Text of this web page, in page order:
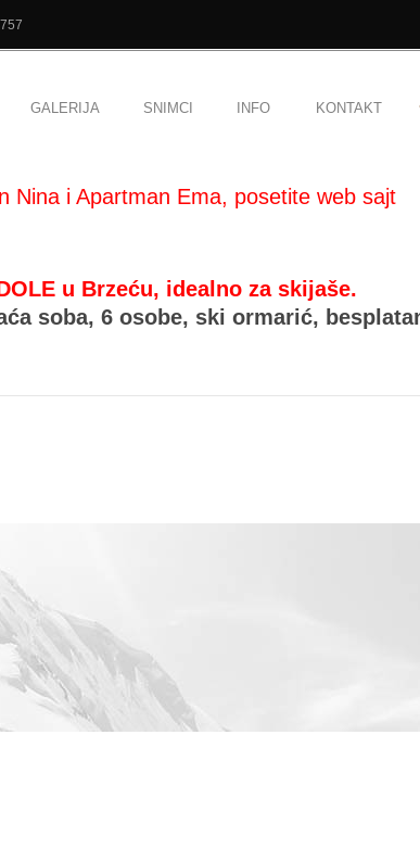
GALERIJA SNIMCI INFO KONTAKT
Nina i Apartman Ema, posetite web sajt
u Brzeću, idealno za skijaše.
soba, 6 osobe, ski ormarić,